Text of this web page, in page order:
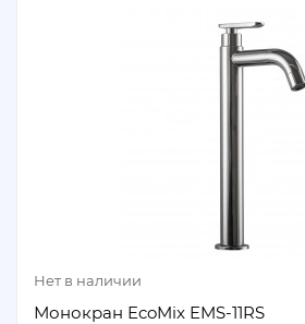
Нет в наличии
Монокран EcoMix EMS-11RS